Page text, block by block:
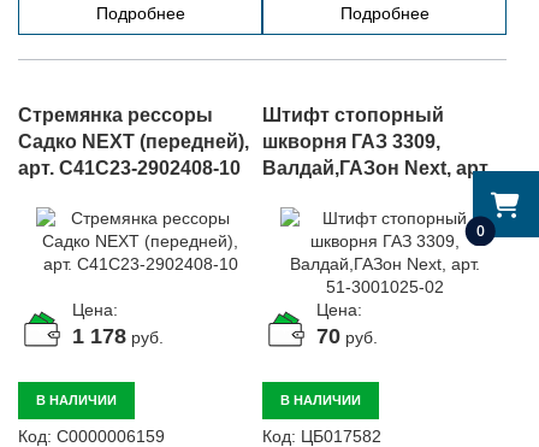
0
Подробнее Подробнее
Стремянка рессоры
Садко NEXT (передней),
арт. C41C23-2902408-10
Цена:
1 178 руб.
В НАЛИЧИИ
Код: С0000006159
Штифт стопорный
шкворня ГАЗ 3309,
Валдай,ГАЗон Next, арт.
Цена:
70 руб.
В НАЛИЧИИ
Код: ЦБ017582